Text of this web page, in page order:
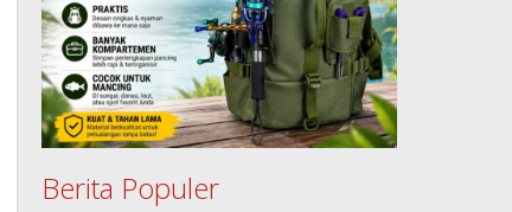
Berita Populer